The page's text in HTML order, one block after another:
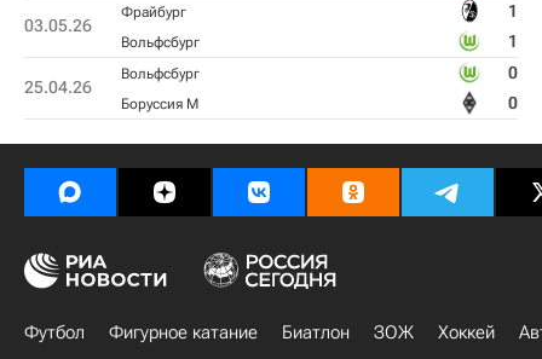
03.05.26
Фрайбург 1
Вольфсбург 1
25.04.26
Вольфсбург 0
Боруссия М 0
Футбол Фигурное катание Биатлон ЗОЖ Хоккей